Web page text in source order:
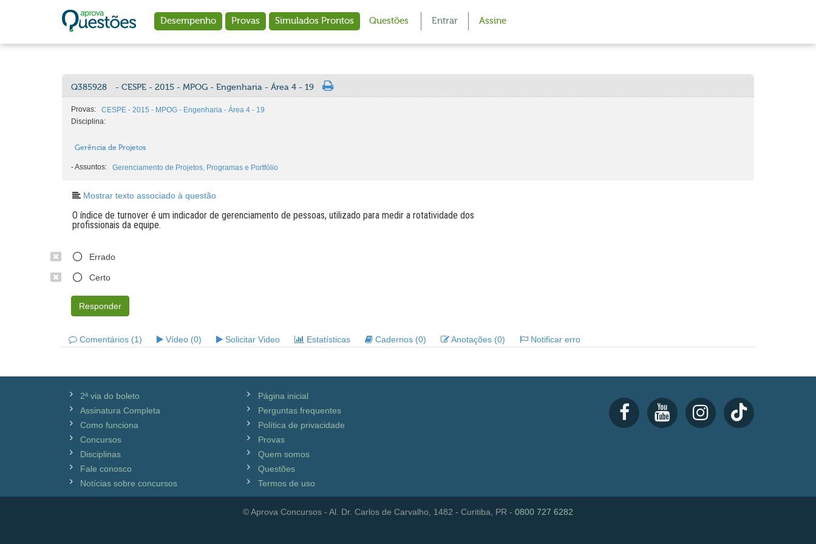
Desempenho Provas Simulados Prontos Questões Entrar Assine
Q385928 - CESPE - 2015 - MPOG - Engenharia - Área 4 - 19
Provas:
CESPE - 2015 - MPOG - Engenharia - Área 4 - 19
Disciplina:
Gerência de Projetos
-Assuntos: Gerenciamento de Projetos, Programas e Portfólio
Mostrar texto associado à questão
O índice de turnover é um indicador de gerenciamento de pessoas, utilizado para medir a rotatividade dos
profissionais da equipe.
Errado
Certo
Responder
Comentários (1) Vídeo (0) Solicitar Video Estatísticas Cadernos (0) Anotações (0) Notificar erro
2ª via do boleto
Assinatura Completa
Como funciona
Concursos
Disciplinas
Fale conosco
Notícias sobre concursos
Página inicial
Perguntas frequentes
Política de privacidade
Provas
Quem somos
Questões
Termos de uso
© Aprova Concursos - Al. Dr. Carlos de Carvalho, 1482 - Curitiba, PR - 0800 727 6282